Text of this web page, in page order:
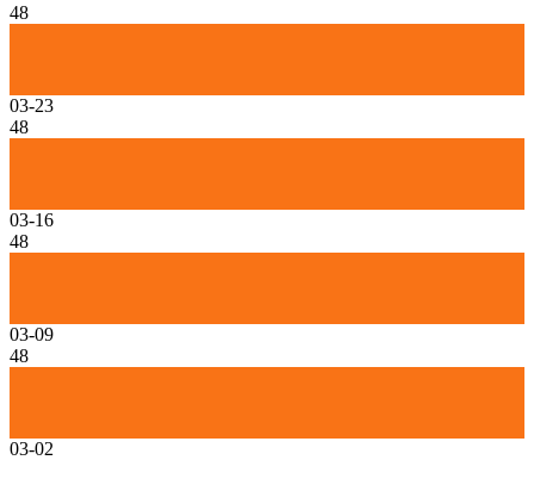
48
03-23
48
03-16
48
03-09
48
03-02